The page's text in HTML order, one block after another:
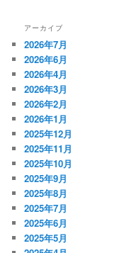
アーカイブ
2026年7月
2026年6月
2026年4月
2026年3月
2026年2月
2026年1月
2025年12月
2025年11月
2025年10月
2025年9月
2025年8月
2025年7月
2025年6月
2025年5月